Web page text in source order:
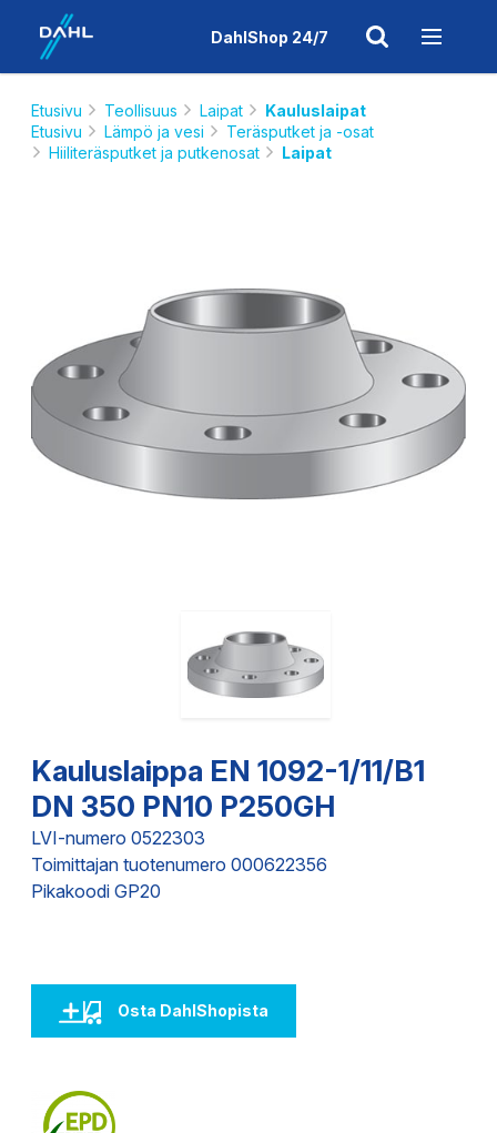
DahlShop 24/7
Etusivu Teollisuus Laipat
Kauluslaipat
Etusivu
Lämpö ja vesi
Teräsputket ja -osat
Hiiliteräsputket ja putkenosat
Laipat
Kauluslaippa EN 1092-1/11/B1
DN 350 PN10 P250GH
LVI-numero 0522303
Toimittajan tuotenumero 000622356
Pikakoodi GP20
Osta DahlShopista